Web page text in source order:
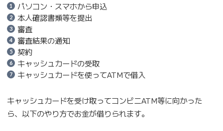
パソコン・スマホから申込
本人確認書類等を提出
審査
審査結果の通知
契約
キャッシュカードの受取
キャッシュカードを使ってATMで借入
キャッシュカードを受け取ってコンビニATM等に向かった
ら、以下のやり方でお金が借りられます。